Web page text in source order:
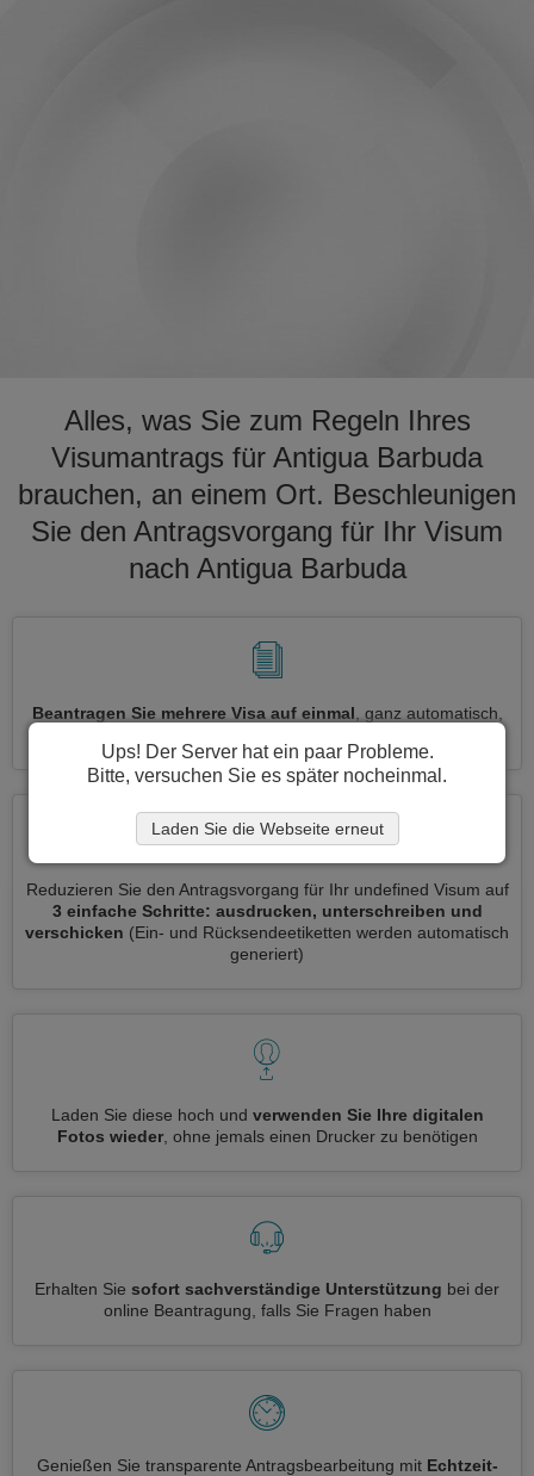
Alles, was Sie zum Regeln Ihres
Visumantrags für Antigua Barbuda
brauchen, an einem Ort. Beschleunigen
Sie den Antragsvorgang für Ihr Visum
nach Antigua Barbuda
Beantragen Sie mehrere Visa auf einmal , ganz automatisch,
Reduzieren Sie den Antragsvorgang für Ihr undefined Visum auf
3 einfache Schritte: ausdrucken, unterschreiben und
verschicken (Ein- und Rücksendeetiketten werden automatisch
generiert)
Laden Sie diese hoch und verwenden Sie Ihre digitalen
Fotos wieder, ohne jemals einen Drucker zu benötigen
Erhalten Sie sofort sachverständige Unterstützung bei der
online Beantragung, falls Sie Fragen haben
Genießen Sie transparente Antragsbearbeitung mit Echtzeit-
Ups! Der Server hat ein paar Probleme.
Bitte, versuchen Sie es später nocheinmal.
Laden Sie die Webseite erneut